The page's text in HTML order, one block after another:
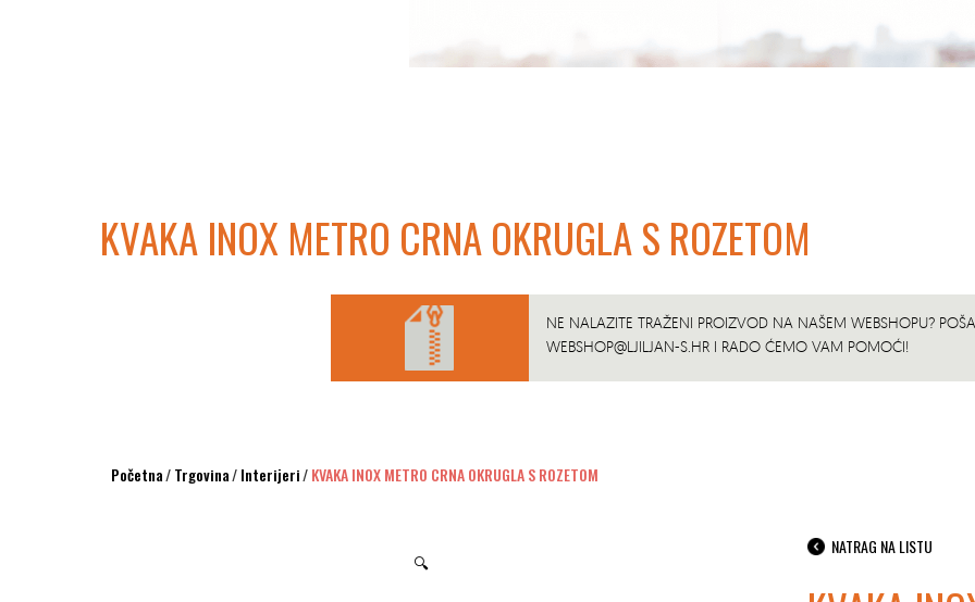
KVAKA INOX METRO CRNA OKRUGLA S ROZETOM
NE NALAZITE TRAŽENI PROIZVOD NA NAŠEM WEBSHOPU?
WEBSHOP@LJILJAN-S.HRI RADO ĆEMO VAM POMOĆI!
Početna/Trgovina/Interijeri/KVAKA INOX METRO CRNA OKRUGLA S ROZETOM
🔍
NATRAG NA LISTU